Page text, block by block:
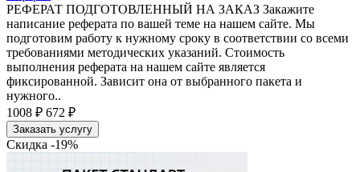
РЕФЕРАТ ПОДГОТОВЛЕННЫЙ НА ЗАКАЗ Закажите
написание реферата по вашей теме на нашем сайте. Мы
подготовим работу к нужному сроку в соответствии со всеми
требованиями методических указаний. Стоимость
выполнения реферата на нашем сайте является
фиксированной. Зависит она от выбранного пакета и
нужного..
1008 ₽ 672 ₽
Заказать услугу
Скидка -19%